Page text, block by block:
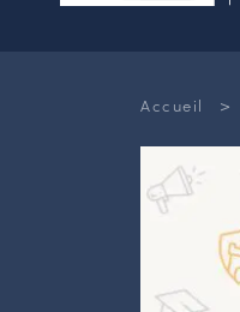
Accueil >